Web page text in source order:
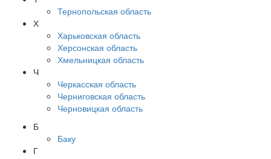
Тернопольская область
Х
Харьковская область
Херсонская область
Хмельницкая область
Ч
Черкасская область
Черниговская область
Черновицкая область
Б
Баку
Г